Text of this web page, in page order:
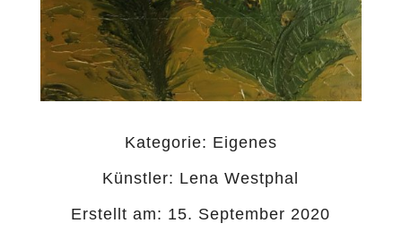
Kategorie: Eigenes
Künstler: Lena Westphal
Erstellt am: 15. September 2020